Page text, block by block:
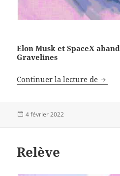
Elon Musk et SpaceX
Gravelines
Continuer la lecture de Pas
Publié
4 février 2022
Relève